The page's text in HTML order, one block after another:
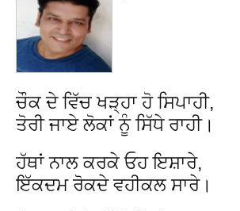
ਚੌਕ ਦੇ ਵਿੱਚ ਖੜ੍ਹਾ ਹੋ ਸਿਪਾਹੀ,
ਤੋਰੀ ਜਾਏ ਲੋਕਾਂ ਨੂੰ ਸਿੱਧੇ ਰਾਹੀ।
ਹੱਥਾਂ ਨਾਲ ਕਰਕੇ ਓਹ ਇਸ਼ਾਰੇ,
ਇੱਕਦਮ ਰੋਕਦੇ ਵਹੀਕਲ ਸਾਰੇ।